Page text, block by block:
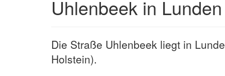
Uhlenbeek in Lunden
Die Straße Uhlenbeek liegt in
Holstein).